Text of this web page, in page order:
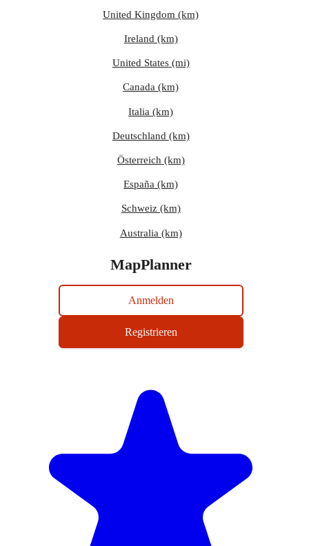
United Kingdom (km)
Ireland (km)
United States (mi)
Canada (km)
Italia (km)
Deutschland (km)
Österreich (km)
España (km)
Schweiz (km)
Australia (km)
MapPlanner
Anmelden
Registrieren